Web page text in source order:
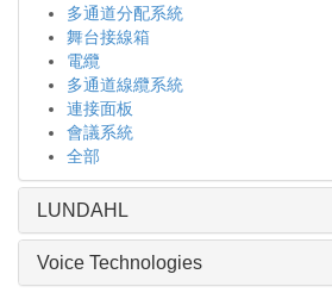
多通道分配系統
舞台接線箱
電纜
多通道線纜系統
連接面板
會議系統
全部
LUNDAHL
Voice Technologies